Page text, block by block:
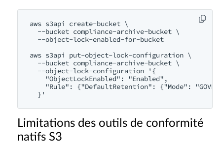
aws s3api create-bucket \
  --bucket compliance-archive-bucket \
  --object-lock-enabled-for-bucket
aws s3api put-object-lock-configuration \
  --bucket compliance-archive-bucket \
  --object-lock-configuration '{
    "ObjectLockEnabled": "Enabled",
"Rule": {"DefaultRetention": {"Mode":
Limitations des outils de conformité
natifs S3